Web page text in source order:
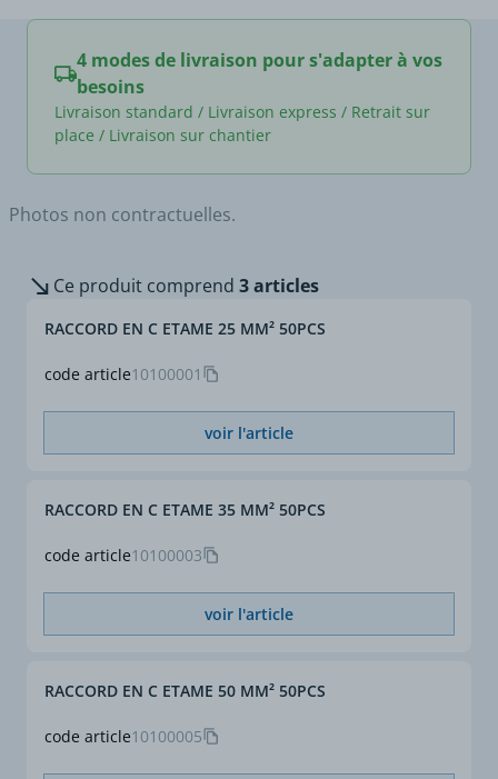
pour conducteurs cuivre
Photos non contractuelles.
4 modes de livraison pour s'adapter à vos
besoins
Livraison standard / Livraison express / Retrait sur
place / Livraison sur chantier
Ce produit comprend 3 articles
code article10100001
RACCORD EN C ETAME 25 MM² 50PCS
voir l'article
code article10100003
RACCORD EN C ETAME 35 MM² 50PCS
voir l'article
code article10100005
RACCORD EN C ETAME 50 MM² 50PCS